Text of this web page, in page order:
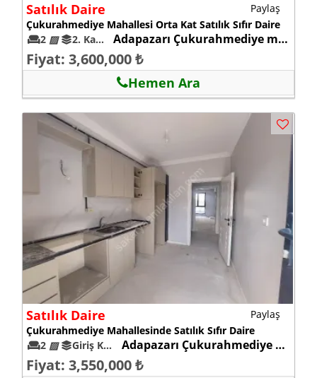
Satılık Daire
Çukurahmediye Mahallesi Orta Kat Satılık Sıfır Daire
2 ▨ 2. Kat 0 Adapazarı Çukurahmediye mah.
Fiyat: 3,600,000 ₺
Hemen Ara
Paylaş
Satılık Daire
Çukurahmediye Mahallesinde Satılık Sıfır Daire
2 ▨ Giriş Kat 0 Adapazarı Çukurahmediye mah.
Fiyat: 3,550,000 ₺
Paylaş